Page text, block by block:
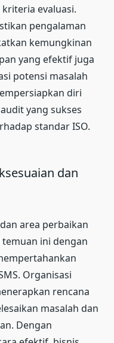
evaluasi.
pengalaman
kemungkinan
yang efektif juga
potensi masalah
diri
yang sukses
standar ISO.
dan
area perbaikan
ini dengan
Organisasi
rencana
masalah dan
Dengan